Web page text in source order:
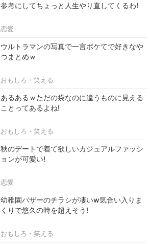
参考にしてちょっと人生やり直してくるわ!
恋愛
ウルトラマンの写真で一言ボケてで好きなや
つまとめｗ
おもしろ・笑える
あるあるｗただの袋なのに違うものに見える
ことってあるよね!
おもしろ・笑える
秋のデートで着て欲しいカジュアルファッシ
ョンが可愛い!
恋愛
幼稚園バザーのチラシが凄いw気合い入りま
くりで悠久の時を超えそう!
おもしろ・笑える